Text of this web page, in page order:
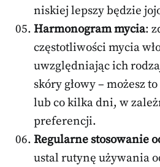
niskiej lepszy będzie
Harmonogram mycia:
częstotliwości mycia
uwzględniając ich
skóry głowy – możesz
lub co kilka dni, w
preferencji.
Regularne stosowanie
ustal rutynę używania